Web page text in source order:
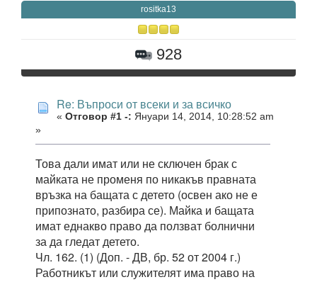
rositka13
928
Re: Въпроси от всеки и за всичко
« Отговор #1 -: Януари 14, 2014, 10:28:52 am
»
Това дали имат или не сключен брак с
майката не променя по никакъв правната
връзка на бащата с детето (освен ако не е
припознато, разбира се). Майка и бащата
имат еднакво право да ползват болнични
за да гледат детето.
Чл. 162. (1) (Доп. - ДВ, бр. 52 от 2004 г.)
Работникът или служителят има право на